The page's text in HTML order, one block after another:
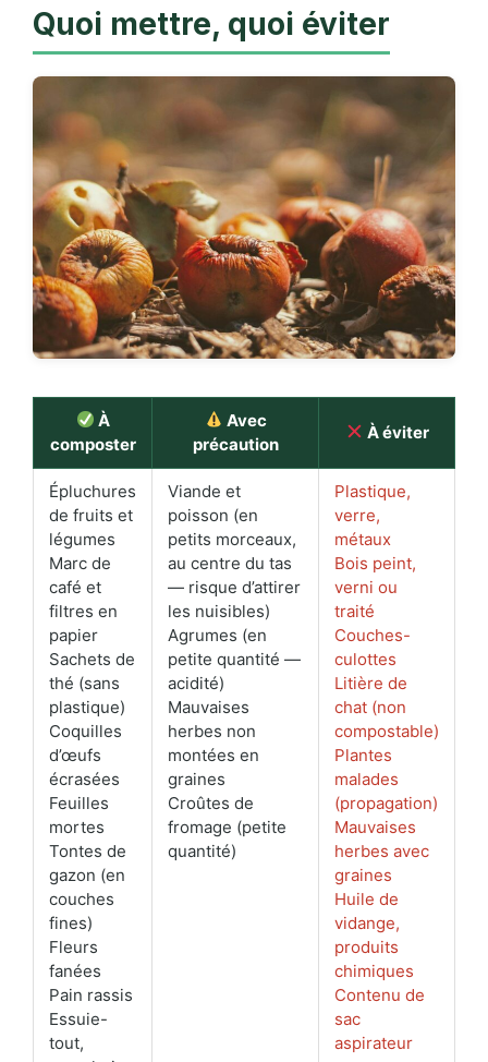
Quoi mettre, quoi éviter
À
composter
Avec
précaution
À éviter
Épluchures
de fruits et
légumes
Marc de
café et
filtres en
papier
Sachets de
thé (sans
plastique)
Coquilles
d’œufs
écrasées
Feuilles
mortes
Tontes de
gazon (en
couches
fines)
Fleurs
fanées
Pain rassis
Essuie-
tout,
Viande et
poisson (en
petits morceaux,
au centre du tas
— risque d’attirer
les nuisibles)
Agrumes (en
petite quantité —
acidité)
Mauvaises
herbes non
montées en
graines
Croûtes de
fromage (petite
quantité)
Plastique,
verre,
métaux
Bois peint,
verni ou
traité
Couches-
culottes
Litière de
chat (non
compostable)
Plantes
malades
(propagation)
Mauvaises
herbes avec
graines
Huile de
vidange,
produits
chimiques
Contenu de
sac
aspirateur